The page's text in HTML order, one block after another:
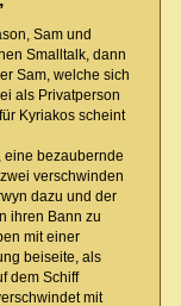
Sam und
Smalltalk, dann
Sam, welche sich
als Privatperson
Kyriakos scheint
eine bezaubernde
verschwinden
dazu und der
ihren Bann zu
mit einer
beiseite, als
dem Schiff
mit